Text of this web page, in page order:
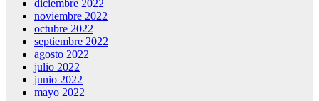
diciembre 2022
noviembre 2022
octubre 2022
septiembre 2022
agosto 2022
julio 2022
junio 2022
mayo 2022